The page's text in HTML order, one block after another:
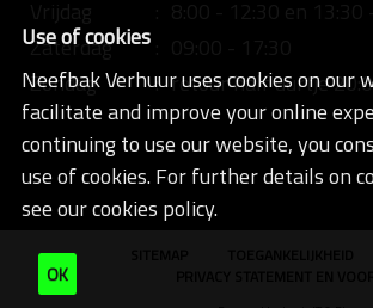
Zaterdag
Zondag
: retour half uurtje
Use of cookies
Neefbak Verhuur uses cookies on our
facilitate and improve your online
continuing to use our website, you
use of cookies. For further details on
see our cookies policy.
OK